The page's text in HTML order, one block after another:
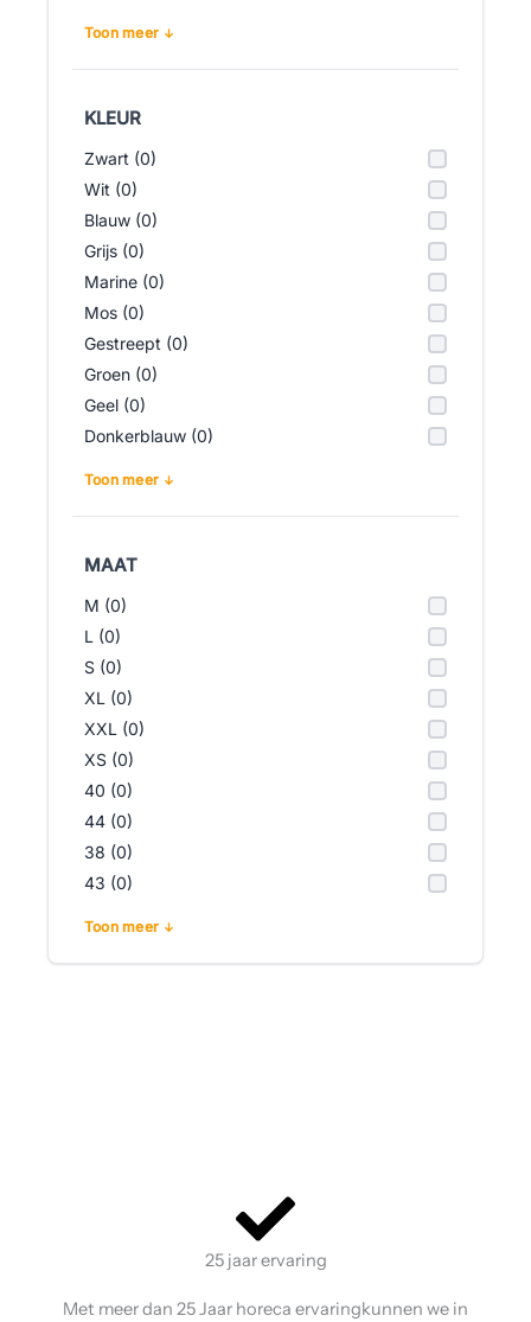
Toon meer
KLEUR
Zwart (0)
Wit (0)
Blauw (0)
Grijs (0)
Marine (0)
Mos (0)
Gestreept (0)
Groen (0)
Geel (0)
Donkerblauw (0)
Toon meer
MAAT
M (0)
L (0)
S (0)
XL (0)
XXL (0)
XS (0)
40 (0)
44 (0)
38 (0)
43 (0)
Toon meer
25 jaar ervaring
Met meer dan 25 Jaar horeca ervaringkunnen we in